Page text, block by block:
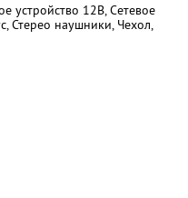
устройство 12В, Сетевое
Стерео наушники, Чехол,